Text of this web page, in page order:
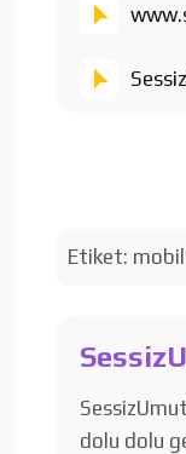
Etiket:
dolu dolu